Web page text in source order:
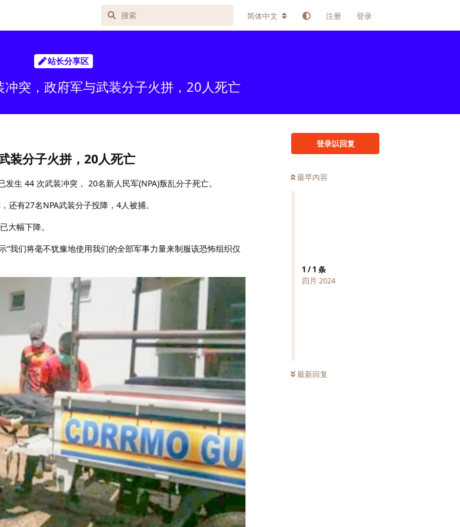
简体中文 注册 登录
站长分享区
突，政府军与武装分子火拼，20人死亡
登录以回复
最早内容
1 /1 条
四月 2024
最新回复
装分子火拼，20人死亡
生 44 次武装冲突， 20名新人民军(NPA)叛乱分子死亡。
有27名NPA武装分子投降，4人被捕。
大幅下降。
我们将毫不犹豫地使用我们的全部军事力量来制服该恐怖组织仅